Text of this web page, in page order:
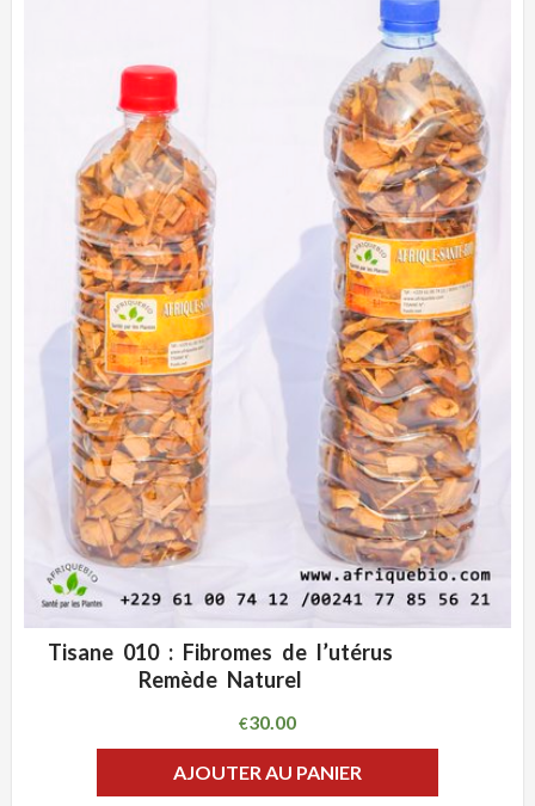
ADD WISHLIST
Tisane 010 : Fibromes de l’utérus
Remède Naturel
€30.00
AJOUTER AU PANIER